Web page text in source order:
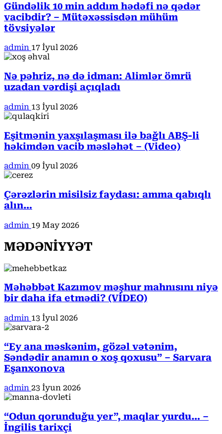
Gündəlik 10 min addım hədəfi nə qədər
vacibdir? – Mütəxəssisdən mühüm
tövsiyələr
admin 17 İyul 2026
Nə pəhriz, nə də idman: Alimlər ömrü
uzadan vərdişi açıqladı
admin 13 İyul 2026
Eşitmənin yaxşılaşması ilə bağlı ABŞ-li
həkimdən vacib məsləhət – (Video)
admin 09 İyul 2026
Çərəzlərin misilsiz faydası: amma qabıqlı
alın…
admin 19 May 2026
MƏDƏNİYYƏT
Məhəbbət Kazımov məşhur mahnısını niyə
bir daha ifa etmədi? (VİDEO)
admin 13 İyul 2026
“Ey ana məskənim, gözəl vətənim,
Səndədir anamın o xoş qoxusu” – Sarvara
Eşanxonova
admin 23 İyun 2026
“Odun qorunduğu yer”, maqlar yurdu… –
İngilis tarixçi